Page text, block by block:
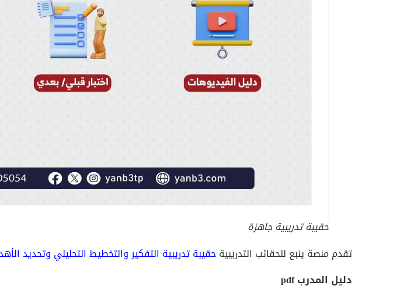
حقيبة تدريبية جاهزة
تقدم منصة ينبع للحقائب التدريبيةحقيبة تدريبية التفكير والتخطيط التحليلي وتحديد
دليل المدرب pdf